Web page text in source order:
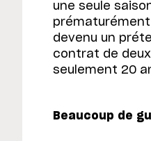
une seule
prématurément
devenu un
contrat de deux
seulement 20
Beaucoup de